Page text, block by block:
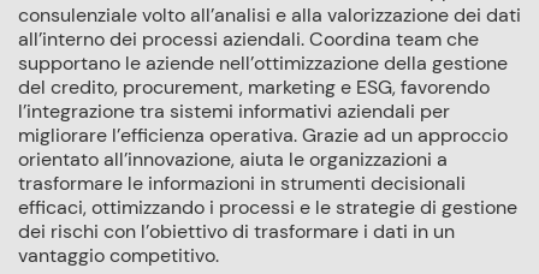
consulenziale volto all’analisi e alla valorizzazione dei dati
all’interno dei processi aziendali. Coordina team che
supportano le aziende nell’ottimizzazione della gestione
del credito, procurement, marketing e ESG, favorendo
l’integrazione tra sistemi informativi aziendali per
migliorare l’efficienza operativa. Grazie ad un approccio
orientato all’innovazione, aiuta le organizzazioni a
trasformare le informazioni in strumenti decisionali
efficaci, ottimizzando i processi e le strategie di gestione
dei rischi con l’obiettivo di trasformare i dati in un
vantaggio competitivo.